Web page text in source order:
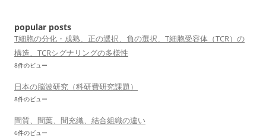
ン
popular posts
T細胞の分化・成熟、正の選択、負の選択、T細胞受容体（TCR）の
構造、TCRシグナリングの多様性
8件のビュー
日本の脳波研究（科研費研究課題）
8件のビュー
間質、間葉、間充織、結合組織の違い
6件のビュー